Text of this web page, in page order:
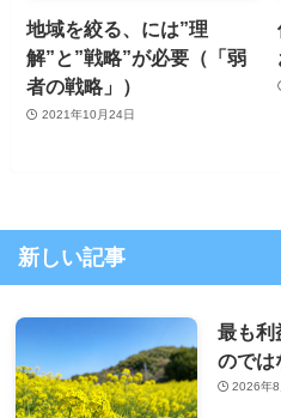
地域を絞る、には”理
解”と”戦略”が必要（「弱
者の戦略」）
2021年10月24日
新しい記事
最も利
のでは
2026年8